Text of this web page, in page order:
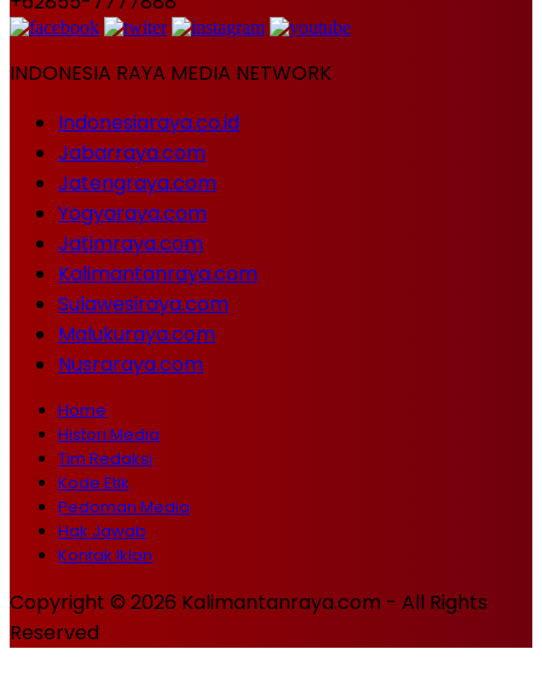
INDONESIA RAYA MEDIA NETWORK
Indonesiaraya.co.id
Jabarraya.com
Jatengraya.com
Yogyaraya.com
Jatimraya.com
Kalimantanraya.com
Sulawesiraya.com
Malukuraya.com
Nusraraya.com
Home
Histori Media
Tim Redaksi
Kode Etik
Pedoman Media
Hak Jawab
Kontak Iklan
Copyright © 2026 Kalimantanraya.com - All Rights
Reserved